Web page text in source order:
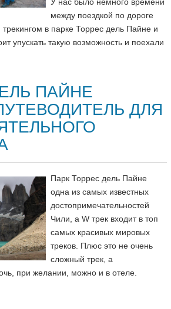
между поездкой по дороге
трекингом в парке Торрес дель Пайне и
упускать такую возможность и поехали
ПАЙНЕ
ДЛЯ
Парк Торрес дель Пайне
одна из самых известных
достопримечательностей
Чили, а W трек входит в топ
самых красивых мировых
треков. Плюс это не очень
сложный трек, а
при желании, можно и в отеле.